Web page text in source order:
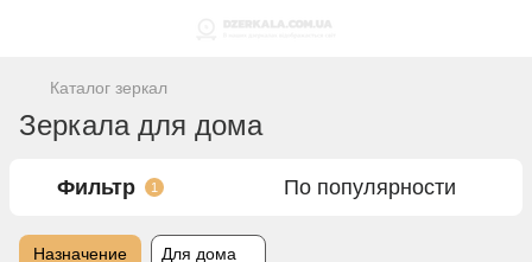
Каталог зеркал
Зеркала для дома
Фильтр 1 По популярности
Назначение Для дома